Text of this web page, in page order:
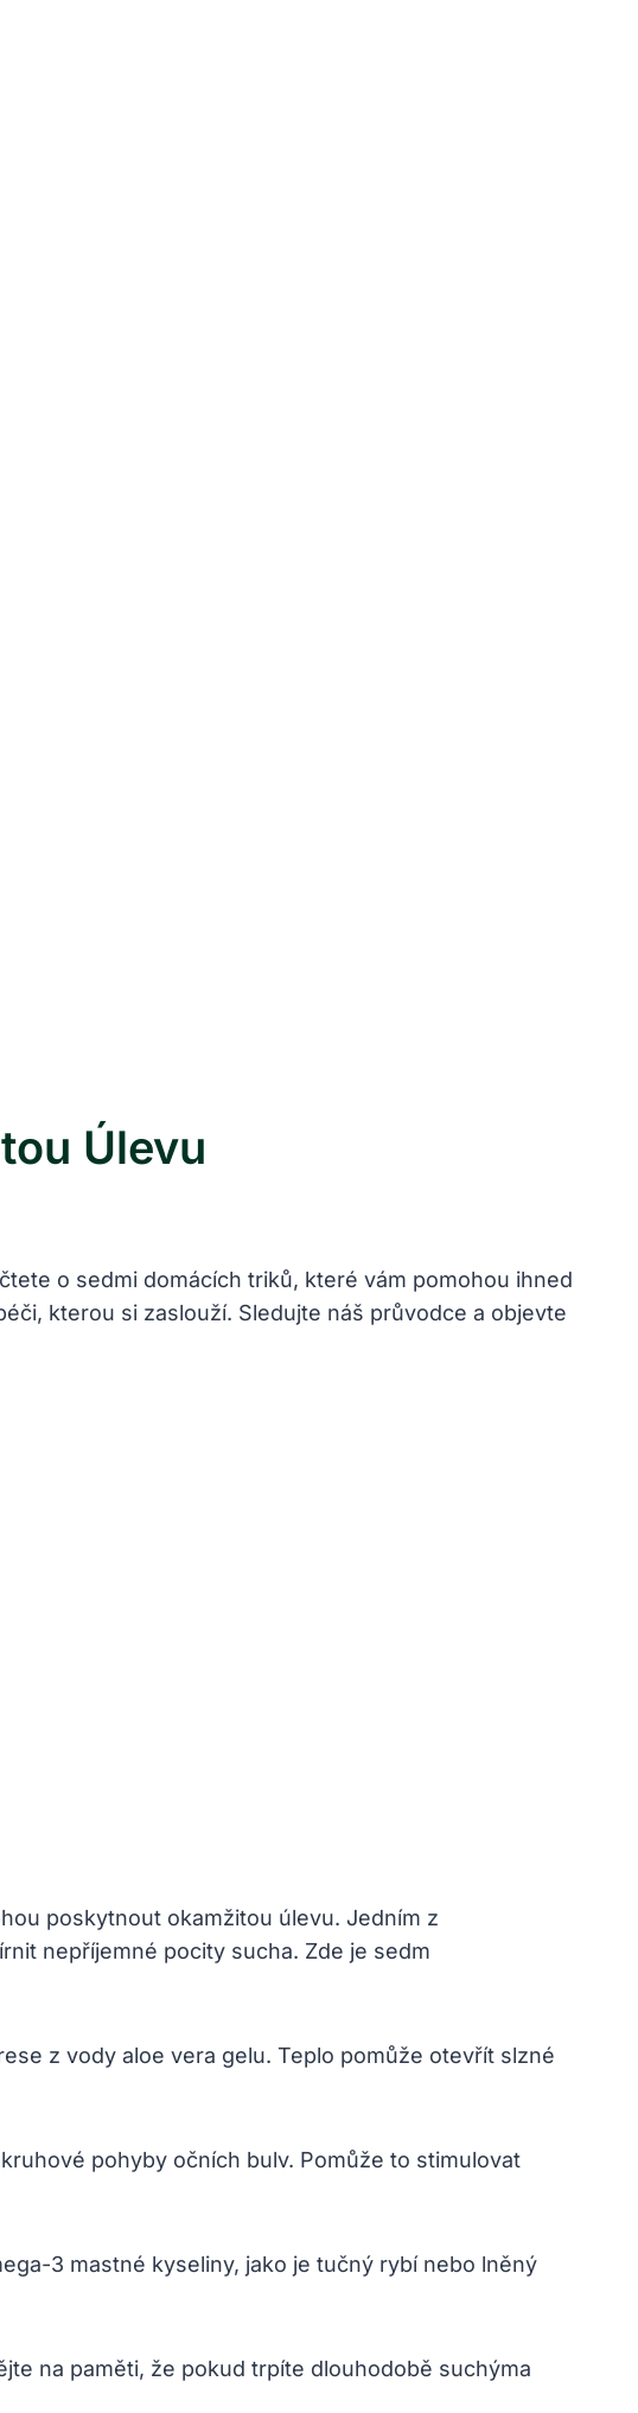
Úlevu
o sedmi domácích triků, které vám pomohou ihned
kterou si zaslouží. Sledujte náš průvodce a objevte
poskytnout okamžitou úlevu. Jedním z
nepříjemné pocity sucha. Zde je sedm
z vody aloe vera gelu. Teplo pomůže otevřít slzné
pohyby očních bulv. Pomůže to stimulovat
3 mastné kyseliny, jako je tučný rybí nebo lněný
na paměti, že pokud trpíte dlouhodobě suchýma